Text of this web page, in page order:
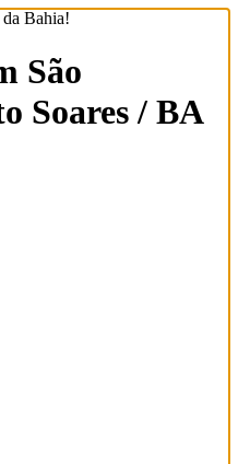
Bahia!
São
Soares / BA